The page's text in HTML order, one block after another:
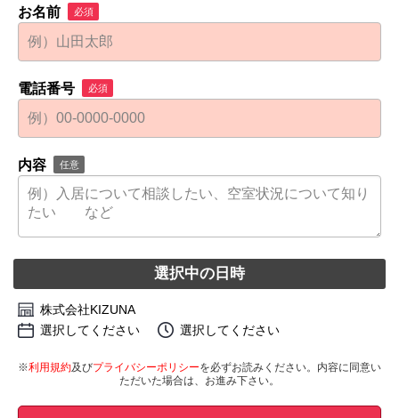
お名前 必須
電話番号 必須
内容 任意
選択中の日時
株式会社KIZUNA
選択してください
選択してください
※利用規約及びプライバシーポリシーを必ずお読みください。内容に同意い
ただいた場合は、お進み下さい。